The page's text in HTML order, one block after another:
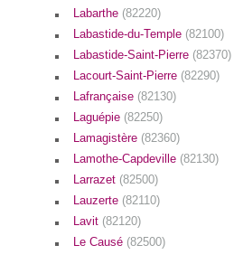
Labarthe (82220)
Labastide-du-Temple (82100)
Labastide-Saint-Pierre (82370)
Lacourt-Saint-Pierre (82290)
Lafrançaise (82130)
Laguépie (82250)
Lamagistère (82360)
Lamothe-Capdeville (82130)
Larrazet (82500)
Lauzerte (82110)
Lavit (82120)
Le Causé (82500)